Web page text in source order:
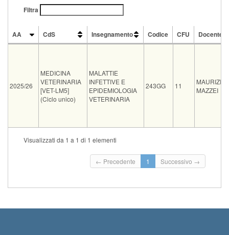
Filtra
AA CdS Insegnamento Codice CFU
Docente
2025/26
MEDICINA
VETERINARIA
[VET-LM5]
(Ciclo unico)
MALATTIE
INFETTIVE E
EPIDEMIOLOGIA
VETERINARIA
243GG 11
MAURIZIO
MAZZEI
Tipo Data e ora Sede Note
15
Termine
Visualizzati da 1 a 1 di 1 elementi
← Precedente 1 Successivo →